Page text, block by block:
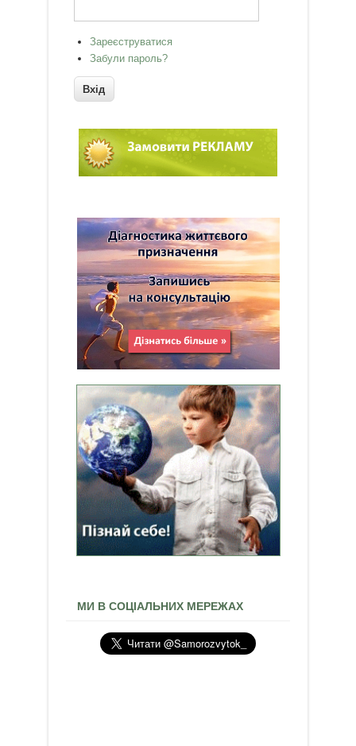
Зареєструватися
Забули пароль?
МИ В СОЦІАЛЬНИХ МЕРЕЖАХ